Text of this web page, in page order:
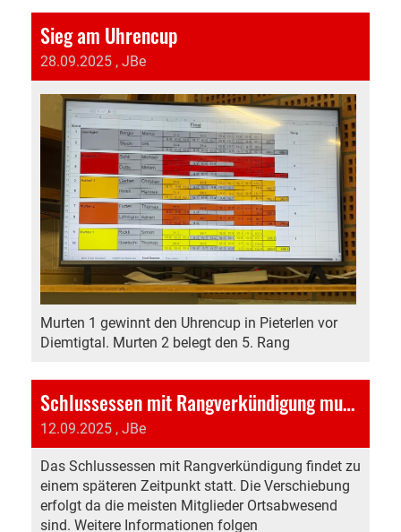
Sieg am Uhrencup
28.09.2025 , JBe
Murten 1 gewinnt den Uhrencup in Pieterlen vor
Diemtigtal. Murten 2 belegt den 5. Rang
Schlussessen mit Rangverkündigung muss Verschoben werden
12.09.2025 , JBe
Das Schlussessen mit Rangverkündigung findet zu
einem späteren Zeitpunkt statt. Die Verschiebung
erfolgt da die meisten Mitglieder Ortsabwesend
sind. Weitere Informationen folgen